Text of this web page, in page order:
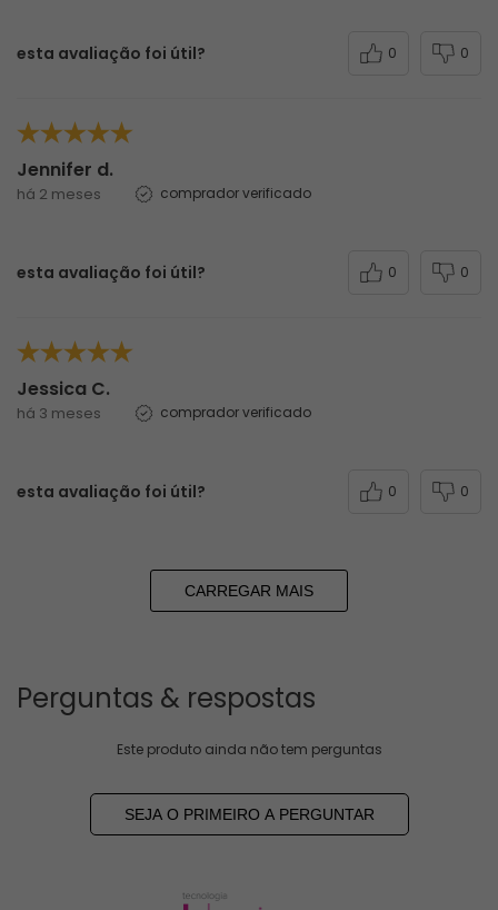
esta avaliação foi útil? 0 0
Jennifer d.
há 2 meses comprador verificado
esta avaliação foi útil? 0 0
Jessica C.
há 3 meses comprador verificado
esta avaliação foi útil? 0 0
CARREGAR MAIS
Perguntas & respostas
Este produto ainda não tem perguntas
SEJA O PRIMEIRO A PERGUNTAR